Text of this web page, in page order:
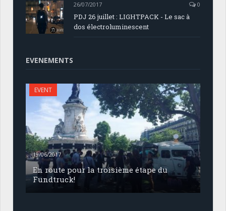
26/07/2017 0
PDJ 26 juillet : LIGHTPACK - Le sac à
dos électroluminescent
EVENEMENTS
EVENT
19/06/2017
En route pour la troisième étape du
Fundtruck!